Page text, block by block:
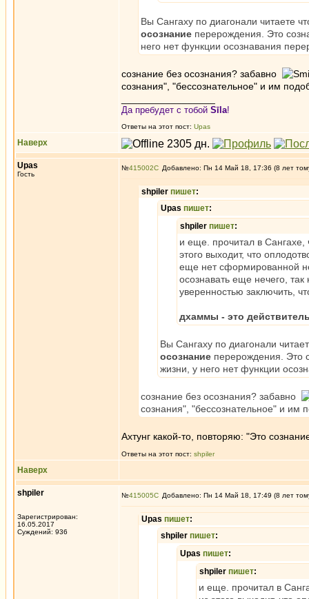
Вы Сангаху по диагонали читаете
осознание перерождения. Это
него нет функции осознавания
сознание без осознания? забавно
сознания", "бессознательное" и им
Да пребудет с тобой Sīla!
Ответы на этот пост: Upas
Наверх
Upas
Гость
№415002 Добавлено: Пн 14 Май 18, 17:36 (8 лет
shpiler пишет:
Upas пишет:
shpiler пишет:
и еще. прочитал в Сангахе,
этого выходит, что
еще нет сформированной
осознавать еще нечего,
уверенностью заключить,
дхаммы - это
Вы Сангаху по диагонали
осознание перерождения. Это
жизни, у него нет функции
сознание без осознания? забавно
сознания", "бессознательное" и им
Ахтунг какой-то, повторяю: "Это
Ответы на этот пост: shpiler
Наверх
shpiler
Зарегистрирован:
16.05.2017
Суждений: 936
№415005 Добавлено: Пн 14 Май 18, 17:49 (8 лет
Upas пишет:
shpiler пишет:
Upas пишет:
shpiler пишет:
и еще. прочитал в